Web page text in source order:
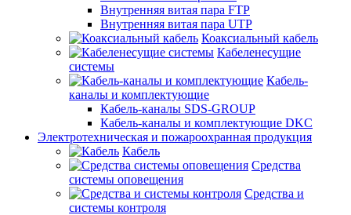
Внутренняя витая пара FTP
Внутренняя витая пара UTP
Коаксиальный кабель
Кабеленесущие
системы
Кабель-
каналы и комплектующие
Кабель-каналы SDS-GROUP
Кабель-каналы и комплектующие DKC
Электротехническая и пожароохранная продукция
Кабель
Средства
системы оповещения
Средства и
системы контроля